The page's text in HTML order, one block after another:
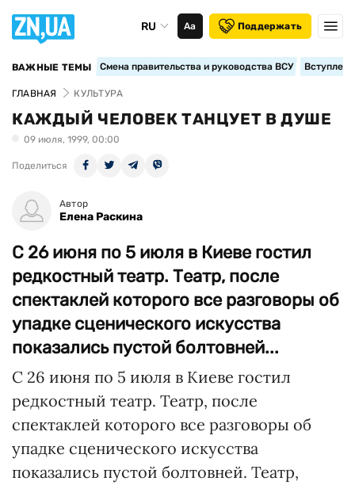
RU Аа Поддержать
ВАЖНЫЕ ТЕМЫ Смена правительства и руководства ВСУ
ГЛАВНАЯ КУЛЬТУРА
КАЖДЫЙ ЧЕЛОВЕК ТАНЦУЕТ В ДУШЕ
09 июля, 1999, 00:00
Поделиться
Автор
Елена Раскина
С 26 июня по 5 июля в Киеве гостил
редкостный театр. Театр, после
спектаклей которого все разговоры об
упадке сценического искусства
показались пустой болтовней...
С 26 июня по 5 июля в Киеве гостил
редкостный театр. Театр, после
спектаклей которого все разговоры об
упадке сценического искусства
показались пустой болтовней. Театр,